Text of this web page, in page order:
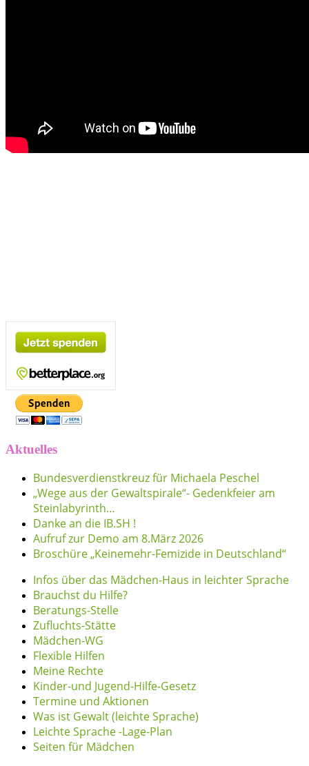
Aktuelles
Bundesverdienstkreuz für Michaela Peschel
„Wege aus der Gewaltspirale“- Gedenkfeier am
Steinlabyrinth…
Danke an die IB.SH !
Aufruf zur Demo am 8.März 2026
Broschüre „Keinemehr-Femizide in Deutschland“
Infos über das Mädchen-Haus in leichter Sprache
Brauchst du Hilfe?
Beratungs-Stelle
Zufluchts-Stätte
Mädchen-WG
Flexible Hilfen
Meine Rechte
Kinder-und Jugend-Hilfe-Gesetz
Termine und Aktionen
Was ist Gewalt (leichte Sprache)
Leichte Sprache -Lage-Plan
Seiten für Mädchen